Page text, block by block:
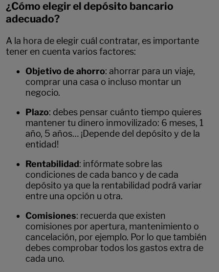
¿Cómo elegir el depósito bancario
adecuado?
A la hora de elegir cuál contratar, es importante
tener en cuenta varios factores:
Objetivo de ahorro: ahorrar para un viaje,
comprar una casa o incluso montar un
negocio.
Plazo: debes pensar cuánto tiempo quieres
mantener tu dinero inmovilizado: 6 meses, 1
año, 5 años… ¡Depende del depósito y de la
entidad!
Rentabilidad: infórmate sobre las
condiciones de cada banco y de cada
depósito ya que la rentabilidad podrá variar
entre una opción u otra.
Comisiones: recuerda que existen
comisiones por apertura, mantenimiento o
cancelación, por ejemplo. Por lo que también
debes comprobar todos los gastos extra de
cada uno.